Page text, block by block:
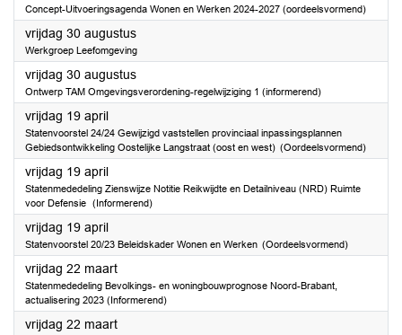
Concept-Uitvoeringsagenda Wonen en Werken 2024-2027 (oordeelsvormend)
vrijdag 30 augustus2024
Werkgroep Leefomgeving
vrijdag 30 augustus2024
Ontwerp TAM Omgevingsverordening-regelwijziging 1 (informerend)
vrijdag 19 april2024
Statenvoorstel 24/24 Gewijzigd vaststellen provinciaal inpassingsplannen
Gebiedsontwikkeling Oostelijke Langstraat (oost en west) (Oordeelsvormend)
vrijdag 19 april2024
Statenmededeling Zienswijze Notitie Reikwijdte en Detailniveau (NRD) Ruimte
voor Defensie (Informerend)
vrijdag 19 april2024
Statenvoorstel 20/23 Beleidskader Wonen en Werken (Oordeelsvormend)
vrijdag 22 maart2024
Statenmededeling Bevolkings- en woningbouwprognose Noord-Brabant,
actualisering 2023 (Informerend)
vrijdag 22 maart2024